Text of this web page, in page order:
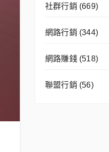
社群行銷 (669)
網路行銷 (344)
網路賺錢(518)
聯盟行銷 (56)